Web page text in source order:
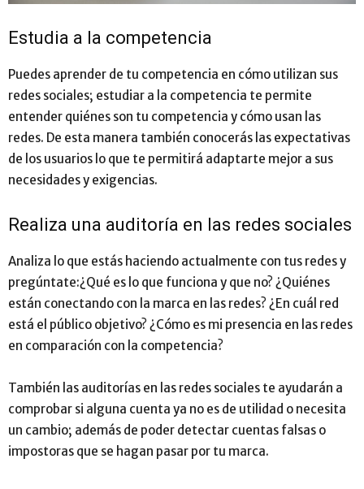
Estudia a la competencia
Puedes aprender de tu competencia en cómo utilizan sus
redes sociales; estudiar a la competencia te permite
entender quiénes son tu competencia y cómo usan las
redes. De esta manera también conocerás las expectativas
de los usuarios lo que te permitirá adaptarte mejor a sus
necesidades y exigencias.
Realiza una auditoría en las redes sociales
Analiza lo que estás haciendo actualmente con tus redes y
pregúntate:¿Qué es lo que funciona y que no? ¿Quiénes
están conectando con la marca en las redes? ¿En cuál red
está el público objetivo? ¿Cómo es mi presencia en las redes
en comparación con la competencia?
También las auditorías en las redes sociales te ayudarán a
comprobar si alguna cuenta ya no es de utilidad o necesita
un cambio; además de poder detectar cuentas falsas o
impostoras que se hagan pasar por tu marca.